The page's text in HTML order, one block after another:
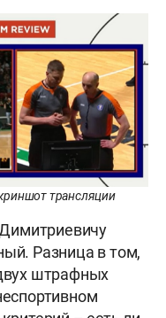
трансляции
Разница в том,
штрафных